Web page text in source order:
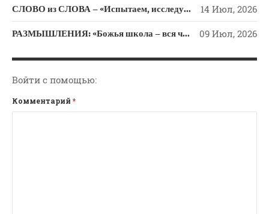
Проповедь-Видео
Размышления
Служителей
Слово Из Слова
СЛОВО из СЛОВА – «Испытаем, исследуем пути свои и обратимся к Господу» 14 Июл, 2026
РАЗМЫШЛЕНИЯ: «Божья школа – вся человеческая жизнь» 09 Июл, 2026
Войти с помощью:
Комментарий *